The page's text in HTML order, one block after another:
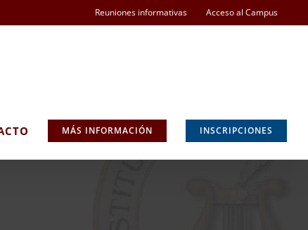
Reuniones informativas Acceso al Campus
MÁS INFORMACIÓN INSCRIPCIONES